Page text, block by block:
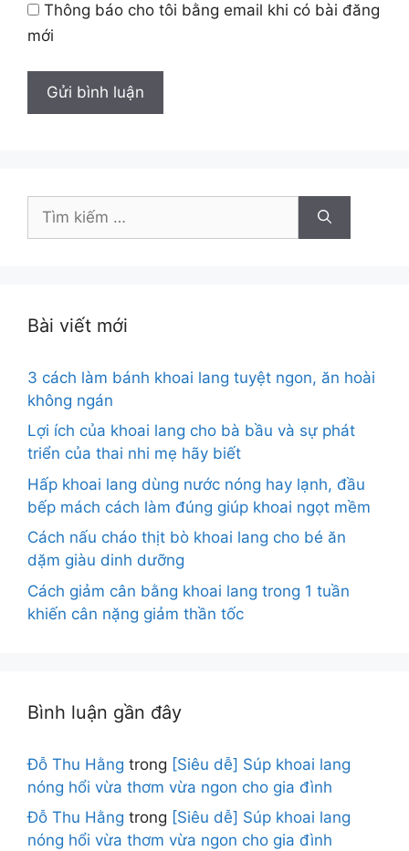
Thông báo cho tôi bằng email khi có bài đăng
mới
Tìm
kiếm
Bài viết mới
3 cách làm bánh khoai lang tuyệt ngon, ăn hoài
không ngán
Lợi ích của khoai lang cho bà bầu và sự phát
triển của thai nhi mẹ hãy biết
Hấp khoai lang dùng nước nóng hay lạnh, đầu
bếp mách cách làm đúng giúp khoai ngọt mềm
Cách nấu cháo thịt bò khoai lang cho bé ăn
dặm giàu dinh dưỡng
Cách giảm cân bằng khoai lang trong 1 tuần
khiến cân nặng giảm thần tốc
Bình luận gần đây
Đỗ Thu Hằng trong [Siêu dễ] Súp khoai lang
nóng hổi vừa thơm vừa ngon cho gia đình
Đỗ Thu Hằng trong [Siêu dễ] Súp khoai lang
nóng hổi vừa thơm vừa ngon cho gia đình